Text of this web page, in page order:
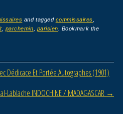
ta
g
and tagged commissaires
, parchemin parisien . Bookmark the
Dédicace Et Portée Autographes (1901)
Lablache INDOCHINE / MADAGASCAR →